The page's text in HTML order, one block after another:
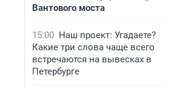
Вантового моста
15:00 Наш проект: Угадаете?
Какие три слова чаще всего
встречаются на вывесках в
Петербурге